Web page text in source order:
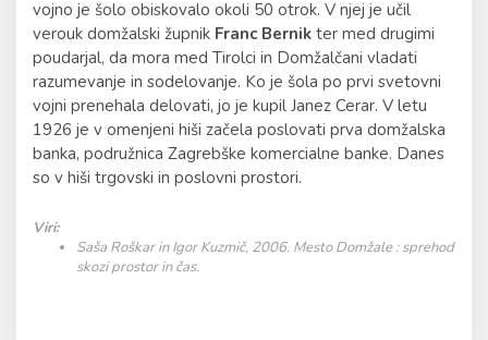
vojno je šolo obiskovalo okoli 50 otrok. V njej je učil
verouk domžalski župnik Franc Bernik ter med drugimi
poudarjal, da mora med Tirolci in Domžalčani vladati
razumevanje in sodelovanje. Ko je šola po prvi svetovni
vojni prenehala delovati, jo je kupil Janez Cerar. V letu
1926 je v omenjeni hiši začela poslovati prva domžalska
banka, podružnica Zagrebške komercialne banke. Danes
so v hiši trgovski in poslovni prostori.
Viri:
Saša Roškar in Igor Kuzmič, 2006. Mesto Domžale : sprehod
skozi prostor in čas.